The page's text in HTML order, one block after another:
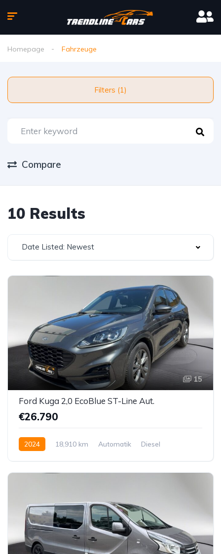
Homepage Fahrzeuge
Filters (1)
Compare
10 Results
Date Listed: Newest
15
Ford Kuga 2,0 EcoBlue ST-Line Aut.
€26.790
2024 18,910 km Automatik
Diesel